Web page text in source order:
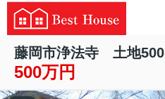
藤岡市浄法寺 土地500
500万円